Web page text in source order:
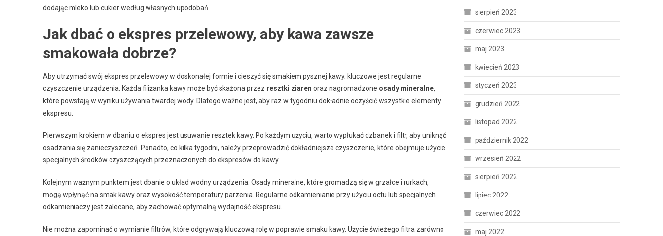
dodając mleko lub cukier według własnych upodobań.
Jak dbać o ekspres przelewowy, aby kawa zawsze
smakowała dobrze?
Aby utrzymać swój ekspres przelewowy w doskonałej formie i cieszyć się smakiem pysznej kawy, kluczowe jest regularne
czyszczenie urządzenia. Każda filiżanka kawy może być skażona przez resztki ziaren oraz nagromadzone osady mineralne,
które powstają w wyniku używania twardej wody. Dlatego ważne jest, aby raz w tygodniu dokładnie oczyścić wszystkie elementy
ekspresu.
Pierwszym krokiem w dbaniu o ekspres jest usuwanie resztek kawy. Po każdym użyciu, warto wypłukać dzbanek i filtr, aby uniknąć
osadzania się zanieczyszczeń. Ponadto, co kilka tygodni, należy przeprowadzić dokładniejsze czyszczenie, które obejmuje użycie
specjalnych środków czyszczących przeznaczonych do ekspresów do kawy.
Kolejnym ważnym punktem jest dbanie o układ wodny urządzenia. Osady mineralne, które gromadzą się w grzałce i rurkach,
mogą wpłynąć na smak kawy oraz wysokość temperatury parzenia. Regularne odkamienianie przy użyciu octu lub specjalnych
odkamieniaczy jest zalecane, aby zachować optymalną wydajność ekspresu.
Nie można zapominać o wymianie filtrów, które odgrywają kluczową rolę w poprawie smaku kawy. Użycie świeżego filtra zarówno
sierpień 2023
czerwiec 2023
maj 2023
kwiecień 2023
styczeń 2023
grudzień 2022
listopad 2022
październik 2022
wrzesień 2022
sierpień 2022
lipiec 2022
czerwiec 2022
maj 2022